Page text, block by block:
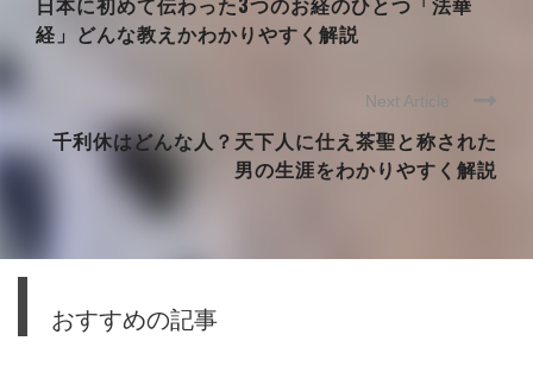
経」どんな教えかわかりやすく解説
Next Article
千利休はどんな人？天下人に仕え茶聖と称された
男の生涯をわかりやすく解説
おすすめの記事